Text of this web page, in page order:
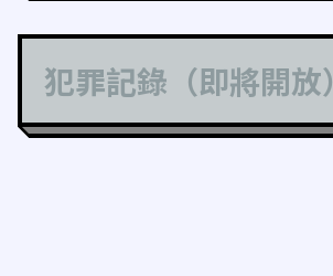
犯罪記錄（即將開放）